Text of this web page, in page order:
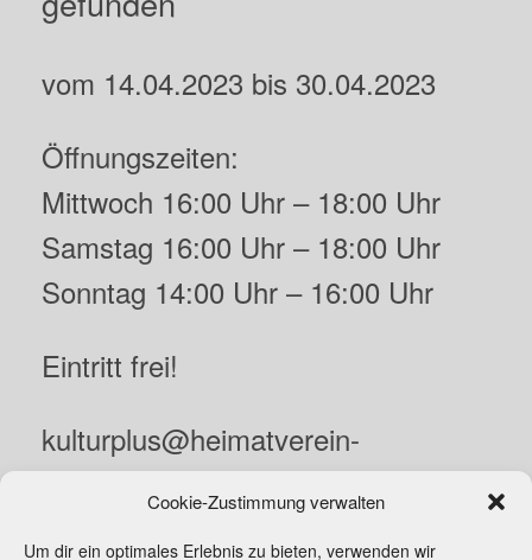
Cookie-Zustimmung verwalten
Um dir ein optimales Erlebnis zu bieten, verwenden wir
vom 14.04.2023 bis 30.04.2023
Öffnungszeiten:
Mittwoch 16:00 Uhr – 18:00 Uhr
Samstag 16:00 Uhr – 18:00 Uhr
Sonntag 14:00 Uhr – 16:00 Uhr
Eintritt frei!
kulturplus@heimatverein-
barntrup.de